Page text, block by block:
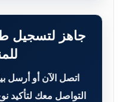
جاهز لتسجيل
اتصل الآن أو أرسل
التواصل معك لتأكيد